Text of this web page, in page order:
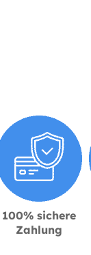
100% sichere
Zahlung